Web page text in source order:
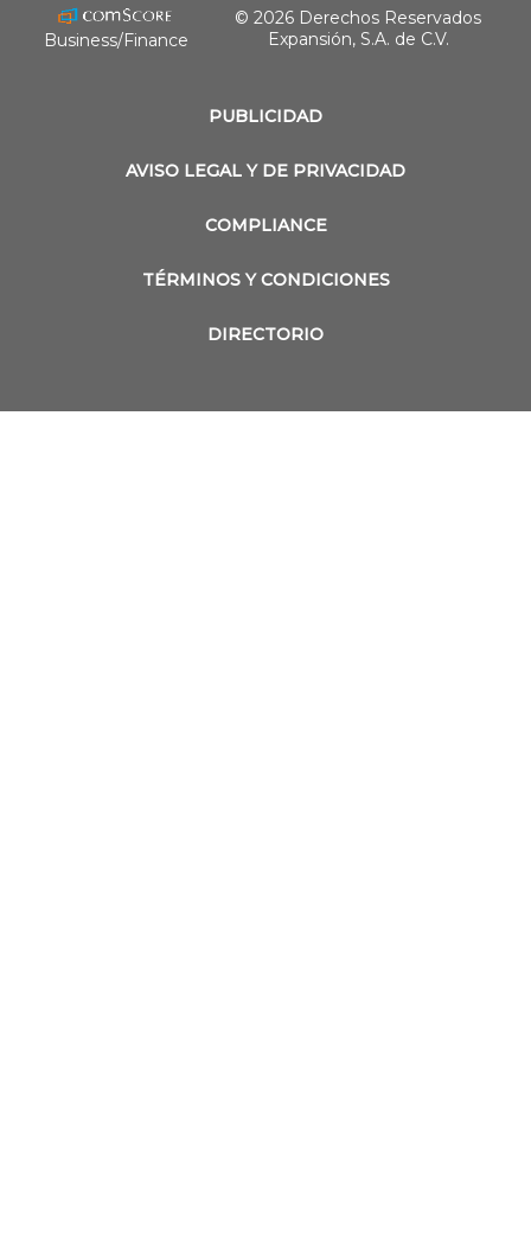
PUBLICIDAD
AVISO LEGAL Y DE PRIVACIDAD
COMPLIANCE
TÉRMINOS Y CONDICIONES
DIRECTORIO
Business/Finance
© 2026 Derechos Reservados
Expansión, S.A. de C.V.